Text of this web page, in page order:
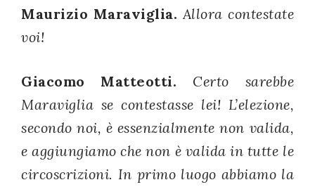
Maurizio Maraviglia. Allora contestate
voi!
Giacomo Matteotti.
Certo sarebbe
Maraviglia se contestasse lei! L’elezione,
secondo noi, è essenzialmente non valida,
e aggiungiamo che non è valida in tutte le
circoscrizioni. In primo luogo abbiamo la